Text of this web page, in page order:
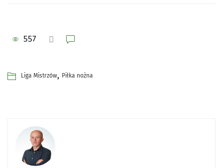
557
Liga Mistrzów, Piłka nożna